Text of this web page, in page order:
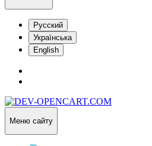
Русский
Українська
English
Меню сайту